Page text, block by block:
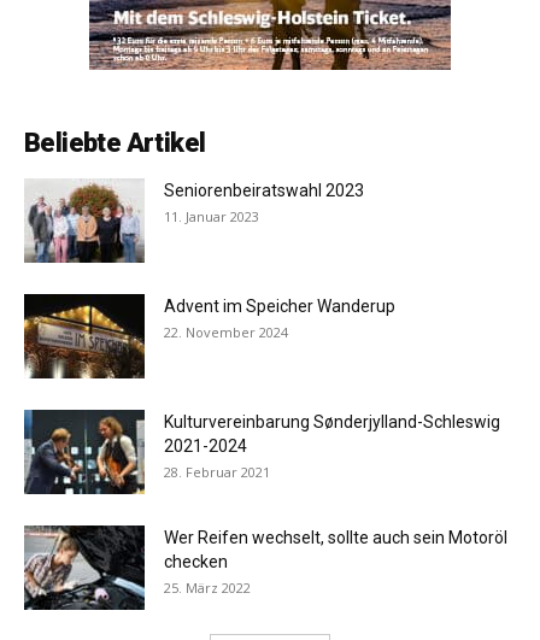
Beliebte Artikel
Seniorenbeiratswahl 2023
11. Januar 2023
Advent im Speicher Wanderup
22. November 2024
Kulturvereinbarung Sønderjylland-Schleswig
2021-2024
28. Februar 2021
Wer Reifen wechselt, sollte auch sein Motoröl
checken
25. März 2022